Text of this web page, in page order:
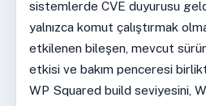
sistemlerde CVE duyurusu
yalnızca komut çalıştırmak
etkilenen bileşen, mevcut
etkisi ve bakım penceresi
WP Squared build seviyesini,